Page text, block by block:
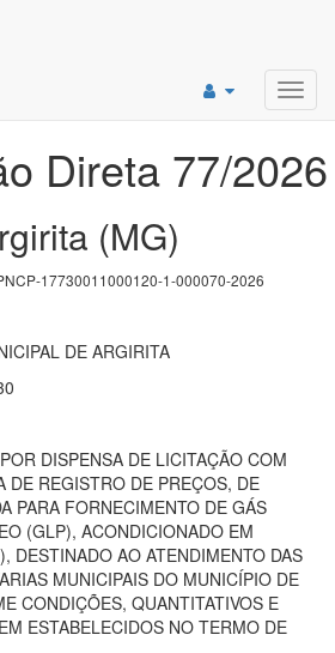
Direta 77/2026
(MG)
17730011000120-1-000070-2026
DE ARGIRITA
DISPENSA DE LICITAÇÃO COM
DE REGISTRO DE PREÇOS, DE
PARA FORNECIMENTO DE GÁS
(GLP), ACONDICIONADO EM
DESTINADO AO ATENDIMENTO DAS
MUNICIPAIS DO MUNICÍPIO DE
CONDIÇÕES, QUANTITATIVOS E
ESTABELECIDOS NO TERMO DE